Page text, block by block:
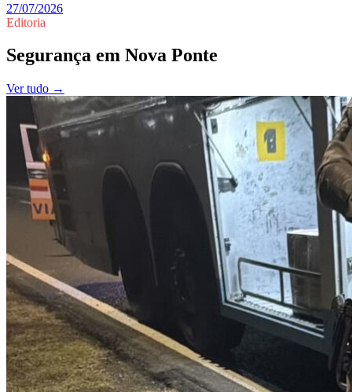
27/07/2026
Editoria
Segurança em Nova Ponte
Ver tudo →